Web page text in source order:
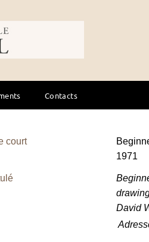
cheval
Contacts
court
1971
David